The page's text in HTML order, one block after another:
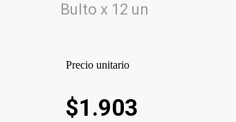
Bulto x 12 un
Precio unitario
$1.903